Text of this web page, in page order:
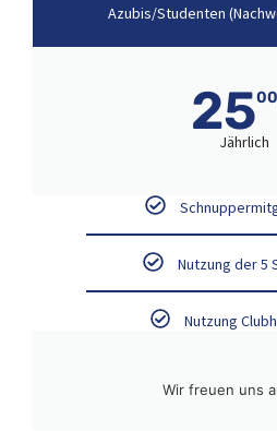
Azubis/Studenten
2500
Jährlich
Nutzung der 5
Nutzung
Wir freuen uns